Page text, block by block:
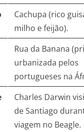
Cachupa (rico
milho e feijão).
Rua da Banana
urbanizada pelos
portugueses na
Charles Darwin
de Santiago
viagem no Beagle.